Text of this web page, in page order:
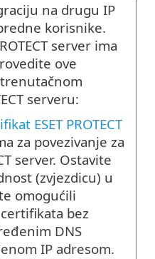
na drugu IP
korisnike.
server ima
ove
serveru:
ESET PROTECT
za povezivanje za
server. Ostavite
(zvjezdicu) u
omogućili
bez
DNS
IP adresom.